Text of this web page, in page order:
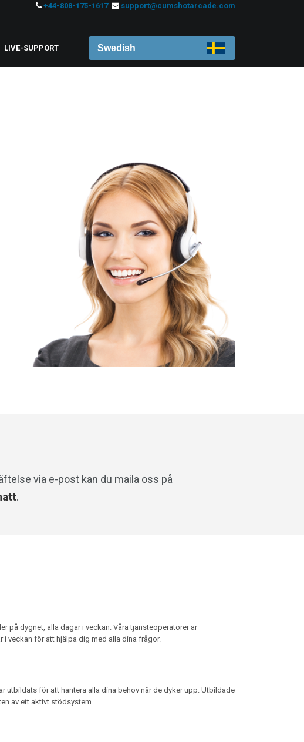
+44-808-175-1617 support@cumshotarcade.com
LIVE-SUPPORT Swedish
via e-post kan du maila oss på
.
på dygnet, alla dagar i veckan. Våra tjänsteoperatörer är
i veckan för att hjälpa dig med alla dina frågor.
utbildats för att hantera alla dina behov när de dyker upp. Utbildade
av ett aktivt stödsystem.